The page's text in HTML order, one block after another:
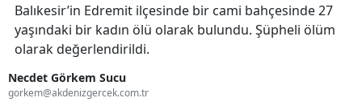
Balıkesir’in Edremit ilçesinde bir cami bahçesinde 27
yaşındaki bir kadın ölü olarak bulundu. Şüpheli ölüm
olarak değerlendirildi.
Necdet Görkem Sucu
gorkem@akdenizgercek.com.tr